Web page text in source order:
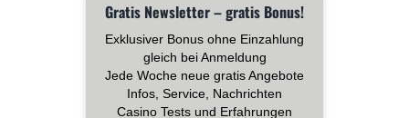
Gratis Newsletter – gratis Bonus!
Exklusiver Bonus ohne Einzahlung
gleich bei Anmeldung
Jede Woche neue gratis Angebote
Infos, Service, Nachrichten
Casino Tests und Erfahrungen